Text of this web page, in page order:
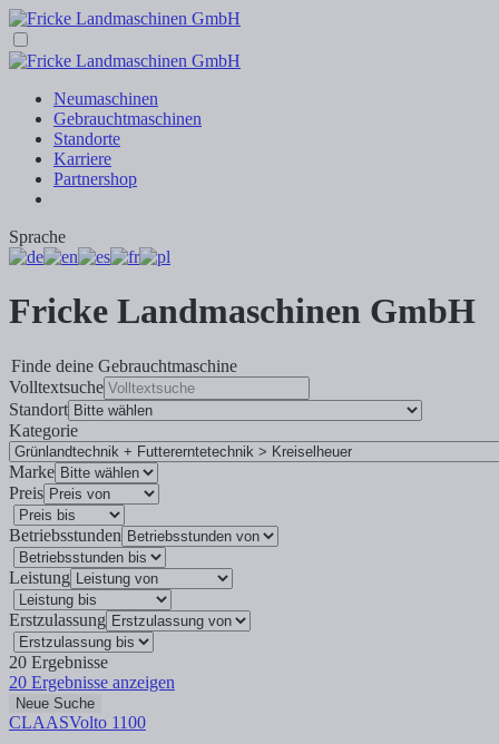
Neumaschinen
Gebrauchtmaschinen
Standorte
Karriere
Partnershop
Sprache
Fricke Landmaschinen GmbH
Finde deine Gebrauchtmaschine
Volltextsuche
Standort
Kategorie
Marke
Preis
Betriebsstunden
Leistung
Erstzulassung
20 Ergebnisse
20 Ergebnisse anzeigen
Neue Suche
CLAASVolto 1100